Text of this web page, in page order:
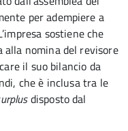
per adempiere a
sostiene che
nomina del revisore
il suo bilancio da
che è inclusa tra le
disposto dal